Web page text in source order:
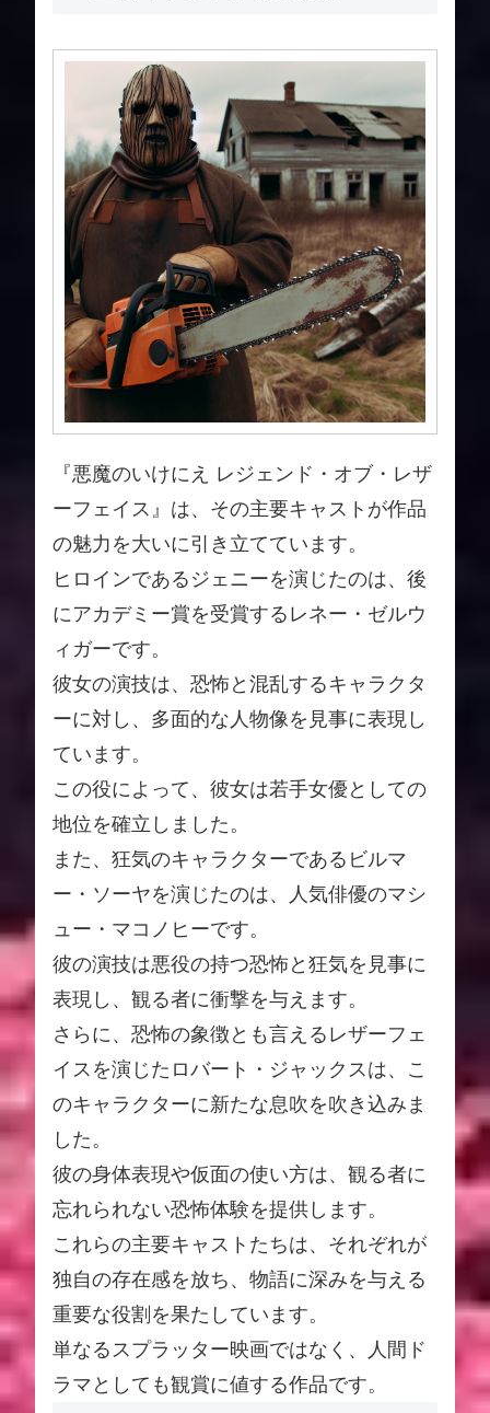
『悪魔のいけにえ レジェンド・オブ・レザ
ーフェイス』は、その主要キャストが作品
の魅力を大いに引き立てています。
ヒロインであるジェニーを演じたのは、後
にアカデミー賞を受賞するレネー・ゼルウ
ィガーです。
彼女の演技は、恐怖と混乱するキャラクタ
ーに対し、多面的な人物像を見事に表現し
ています。
この役によって、彼女は若手女優としての
地位を確立しました。
また、狂気のキャラクターであるビルマ
ー・ソーヤを演じたのは、人気俳優のマシ
ュー・マコノヒーです。
彼の演技は悪役の持つ恐怖と狂気を見事に
表現し、観る者に衝撃を与えます。
さらに、恐怖の象徴とも言えるレザーフェ
イスを演じたロバート・ジャックスは、こ
のキャラクターに新たな息吹を吹き込みま
した。
彼の身体表現や仮面の使い方は、観る者に
忘れられない恐怖体験を提供します。
これらの主要キャストたちは、それぞれが
独自の存在感を放ち、物語に深みを与える
重要な役割を果たしています。
単なるスプラッター映画ではなく、人間ド
ラマとしても観賞に値する作品です。